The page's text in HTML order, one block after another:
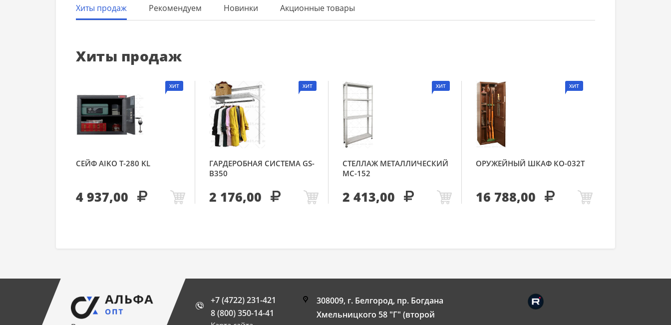
Хиты продаж Рекомендуем Новинки Акционные товары
Хиты продаж
ХИТ
СЕЙФ AIKO Т-280 KL
4 937,00
ХИТ
ГАРДЕРОБНАЯ СИСТЕМА GS-
В350
2 176,00
ХИТ
СТЕЛЛАЖ МЕТАЛЛИЧЕСКИЙ
МС-152
2 413,00
ХИТ
ОРУЖЕЙНЫЙ ШКАФ КО-032Т
16 788,00
+7 (4722) 231-421
8 (800) 350-14-41
308009, г. Белгород, пр. Богдана
Хмельницкого 58 "Г" (второй